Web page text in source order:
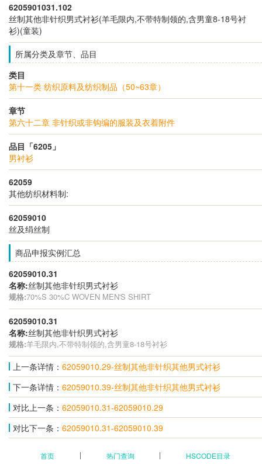
6205901031.102
丝制其他非针织男式衬衫(羊毛限内,不带特制领的,含男童8-18号衬
衫)(童装)
所属分类及章节、品目
类目
第十一类 纺织原料及纺织制品（50~63章）
章节
第六十二章 非针织或非钩编的服装及衣着附件
品目「6205」
男衬衫
62059
其他纺织材料制:
62059010
丝及绢丝制
商品申报实例汇总
62059010.31
名称:丝制其他非针织男式衬衫
规格:70%S 30%C WOVEN MEN'S SHIRT
62059010.31
名称:丝制其他非针织男式衬衫
规格:羊毛限内,不带特制领的,含男童8-18号衬衫
上一条详情： 62059010.29-丝制其他非针织其他男式衬衫
下一条详情： 62059010.39-丝制其他非针织其他男式衬衫
对比上一条： 62059010.31-62059010.29
对比下一条： 62059010.31-62059010.39
首页 热门查询 HSCODE目录